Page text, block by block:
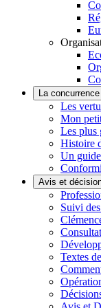
La
Les
Mon
Les plus
Histoire
Un
Avis et
Suivi
Textes